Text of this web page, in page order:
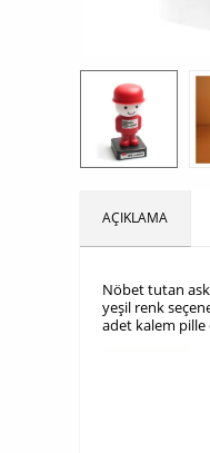
AÇIKLAMA
Nöbet tutan
yeşil renk
adet kalem pille